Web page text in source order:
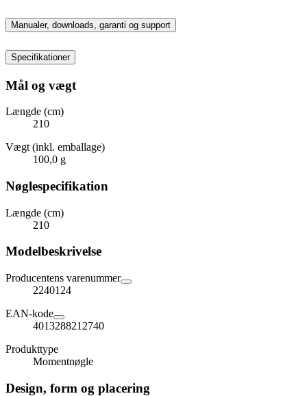
Manualer, downloads, garanti og support
Specifikationer
Mål og vægt
Længde (cm)
210
Vægt (inkl. emballage)
100,0 g
Nøglespecifikation
Længde (cm)
210
Modelbeskrivelse
Producentens varenummer
2240124
EAN-kode
4013288212740
Produkttype
Momentnøgle
Design, form og placering